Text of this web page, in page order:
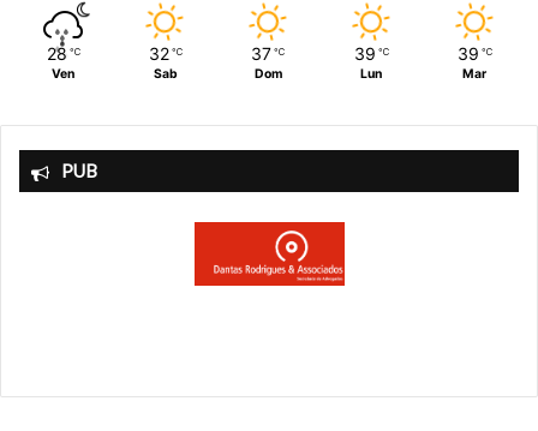
28 ℃
Ven
32 ℃
Sab
37 ℃
Dom
39 ℃
Lun
39 ℃
Mar
PUB